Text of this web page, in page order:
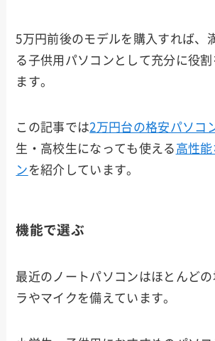
5万円前後のモデルを購入すれば、
る子供用パソコンとして充分に役
ます。
この記事では2万円台の格安パソコ
生・高校生になっても使える 高性
ン を紹介しています。
機能で選ぶ
最近のノートパソコンはほとんど
ラやマイクを備えています。